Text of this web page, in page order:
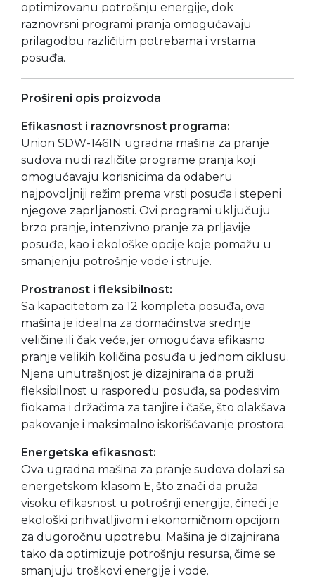
optimizovanu potrošnju energije, dok
raznovrsni programi pranja omogućavaju
prilagodbu različitim potrebama i vrstama
posuđa.
Prošireni opis proizvoda
Efikasnost i raznovrsnost programa:
Union SDW-1461N ugradna mašina za pranje
sudova nudi različite programe pranja koji
omogućavaju korisnicima da odaberu
najpovoljniji režim prema vrsti posuđa i stepeni
njegove zaprljanosti. Ovi programi uključuju
brzo pranje, intenzivno pranje za prljavije
posuđe, kao i ekološke opcije koje pomažu u
smanjenju potrošnje vode i struje.
Prostranost i fleksibilnost:
Sa kapacitetom za 12 kompleta posuđa, ova
mašina je idealna za domaćinstva srednje
veličine ili čak veće, jer omogućava efikasno
pranje velikih količina posuđa u jednom ciklusu.
Njena unutrašnjost je dizajnirana da pruži
fleksibilnost u rasporedu posuđa, sa podesivim
fiokama i držačima za tanjire i čaše, što olakšava
pakovanje i maksimalno iskorišćavanje prostora.
Energetska efikasnost:
Ova ugradna mašina za pranje sudova dolazi sa
energetskom klasom E, što znači da pruža
visoku efikasnost u potrošnji energije, čineći je
ekološki prihvatljivom i ekonomičnom opcijom
za dugoročnu upotrebu. Mašina je dizajnirana
tako da optimizuje potrošnju resursa, čime se
smanjuju troškovi energije i vode.